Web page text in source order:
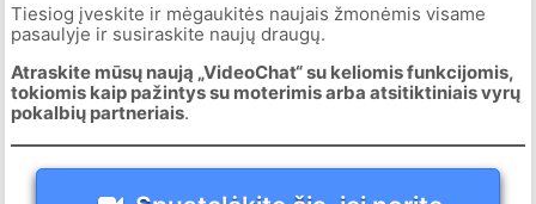
Tiesiog įveskite ir mėgaukitės naujais žmonėmis visame
pasaulyje ir susiraskite naujų draugų.
Atraskite mūsų naują „VideoChat“ su keliomis funkcijomis,
tokiomis kaip pažintys su moterimis arba atsitiktiniais vyrų
pokalbių partneriais.